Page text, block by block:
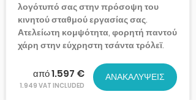
λογότυπό σας στην πρόσοψη του
κινητού σταθμού εργασίας σας.
Ατελείωτη κομψότητα, φορητή παντού
χάρη στην εύχρηστη τσάντα τρόλεϊ.
από 1.597 €
1.949 VAT INCLUDED
ΑΝΑΚΑΛΥΨΕΙΣ